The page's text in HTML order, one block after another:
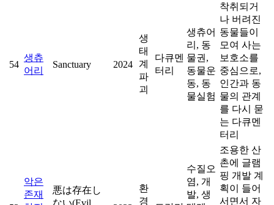
54
생츄
어리
Sanctuary 2024
생
태
계
파
괴
다큐멘
터리
생츄어
리, 동
물권,
동물운
동, 동
물실험
착취되거
나 버려진
동물들이
모여 사는
보호소를
중심으로,
인간과 동
물의 관계
를 다시 묻
는 다큐멘
터리
악은
존재
悪は存在し
ない(Evil
환
경
수질오
염, 개
발, 생
조용한 산
촌에 글램
핑 개발 계
획이 들어
서면서 자